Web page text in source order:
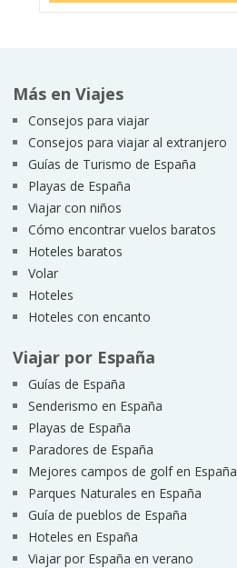
Más en Viajes
Consejos para viajar
Consejos para viajar al extranjero
Guías de Turismo de España
Playas de España
Viajar con niños
Cómo encontrar vuelos baratos
Hoteles baratos
Volar
Hoteles
Hoteles con encanto
Viajar por España
Guías de España
Senderismo en España
Playas de España
Paradores de España
Mejores campos de golf en España
Parques Naturales en España
Guía de pueblos de España
Hoteles en España
Viajar por España en verano